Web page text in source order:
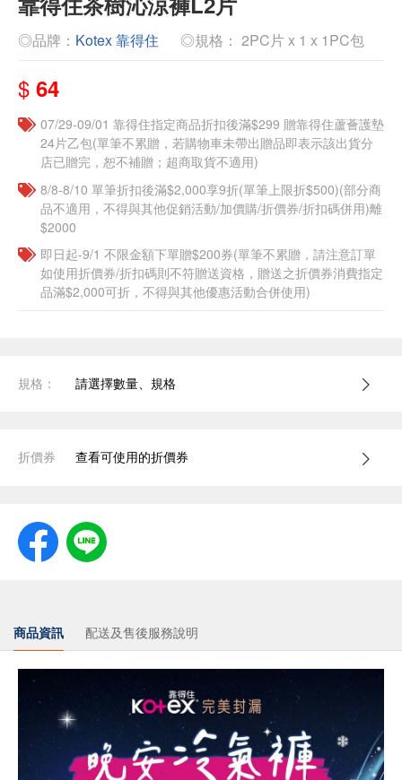
◎品牌： Kotex 靠得住 ◎規格： 2PC片 x 1 x 1PC包
$ 64
07/29-09/01 靠得住指定商品折扣後滿$299 贈靠得住蘆薈護墊
24片乙包(單筆不累贈，若購物車未帶出贈品即表示該出貨分
店已贈完，恕不補贈；超商取貨不適用)
8/8-8/10 單筆折扣後滿$2,000享9折(單筆上限折$500)(部分商
品不適用，不得與其他促銷活動/加價購/折價券/折扣碼併用)離
$2000
即日起-9/1 不限金額下單贈$200券(單筆不累贈，請注意訂單
如使用折價券/折扣碼則不符贈送資格，贈送之折價券消費指定
品滿$2,000可折，不得與其他優惠活動合併使用)
規格： 請選擇數量、規格
折價券 查看可使用的折價券
商品資訊 配送及售後服務說明